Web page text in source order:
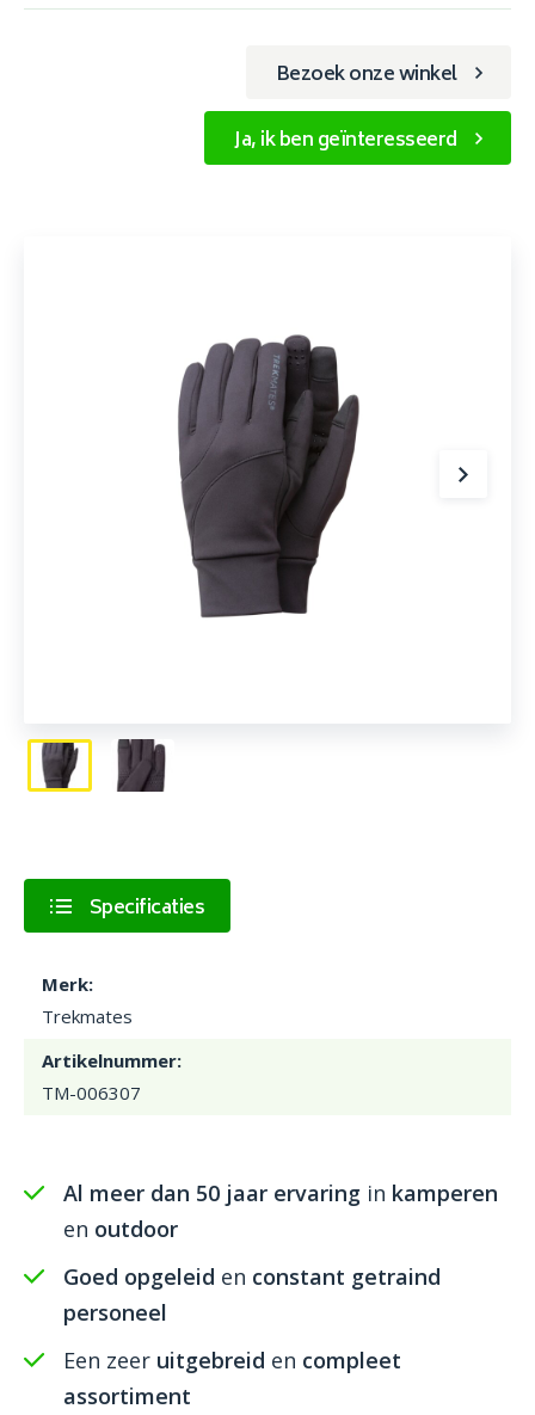
Specificaties
Merk:
Trekmates
Artikelnummer:
TM-006307
Bezoek onze winkel
Ja, ik ben geïnteresseerd
Al meer dan 50 jaar ervaring in kamperen
en outdoor
Goed opgeleid en constant getraind
personeel
Een zeer uitgebreid en compleet
assortiment